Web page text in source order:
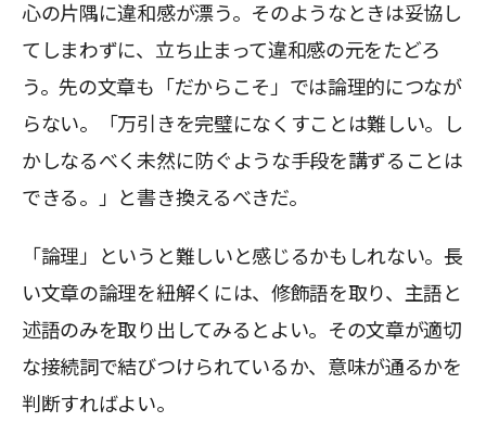
心の片隅に違和感が漂う。そのようなときは妥協し
てしまわずに、立ち止まって違和感の元をたどろ
う。先の文章も「だからこそ」では論理的につなが
らない。「万引きを完璧になくすことは難しい。し
かしなるべく未然に防ぐような手段を講ずることは
できる。」と書き換えるべきだ。
「論理」というと難しいと感じるかもしれない。長
い文章の論理を紐解くには、修飾語を取り、主語と
述語のみを取り出してみるとよい。その文章が適切
な接続詞で結びつけられているか、意味が通るかを
判断すればよい。